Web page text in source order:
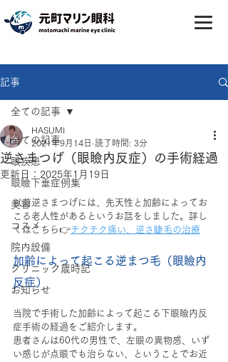
記事
全ての記事
眼疾患
眼瞼下垂症例集
美容
コスメ
院内設備
クリニック歳時記
お知らせ
全ての記事
逆さまつげ（眼瞼内反症）の手術経過
HASUMI
2021年9月14日 読了時間: 3分
更新日： 2025年1月19日
以前逆さまつげには、先天性と加齢によってお
こる老人性があるというお話をしました。詳し
くはこちら👉チクチク痛い、逆さ睫毛の治療
加齢によって起こる逆まつ毛（眼瞼内
反症）
当院で手術した加齢によって起こる下眼瞼内反
症手術の経過をご紹介します。
患者さんは60代の男性で、左眼の異物感、いず
い感じが点眼でも治らない、ということでお近